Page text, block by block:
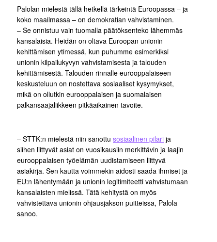
Palolan mielestä tällä hetkellä tärkeintä Euroopassa – ja
koko maailmassa – on demokratian vahvistaminen.
– Se onnistuu vain tuomalla päätöksenteko lähemmäs
kansalaisia. Heidän on oltava Euroopan unionin
kehittämisen ytimessä, kun puhumme esimerkiksi
unionin kilpailukyvyn vahvistamisesta ja talouden
kehittämisestä. Talouden rinnalle eurooppalaiseen
keskusteluun on nostettava sosiaaliset kysymykset,
mikä on ollutkin eurooppalaisen ja suomalaisen
palkansaajaliikkeen pitkäaikainen tavoite.
– STTK:n mielestä niin sanottu sosiaalinen pilari ja
siihen liittyvät asiat on vuosikausiin merkittävin ja laajin
eurooppalaisen työelämän uudistamiseen liittyvä
asiakirja. Sen kautta voimmekin aidosti saada ihmiset ja
EU:n lähentymään ja unionin legitimiteetti vahvistumaan
kansalaisten mielissä. Tätä kehitystä on myös
vahvistettava unionin ohjausjakson puitteissa, Palola
sanoo.